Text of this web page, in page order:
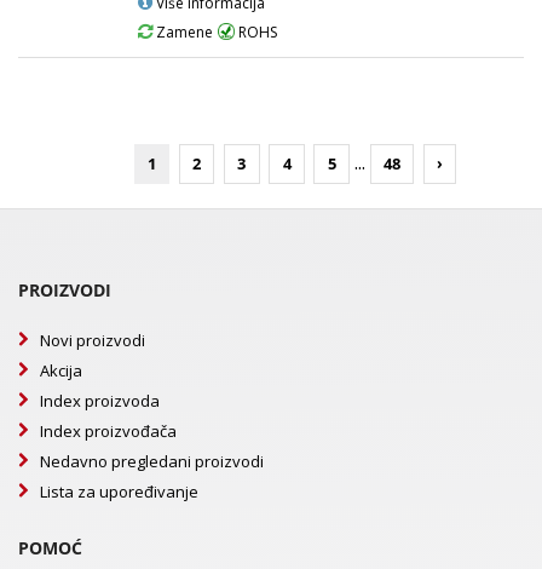
Zamene
ROHS
1 2 3 4 5 ... 48 ›
PROIZVODI
Novi proizvodi
Akcija
Index proizvoda
Index proizvođača
Nedavno pregledani proizvodi
Lista za upoređivanje
POMOĆ